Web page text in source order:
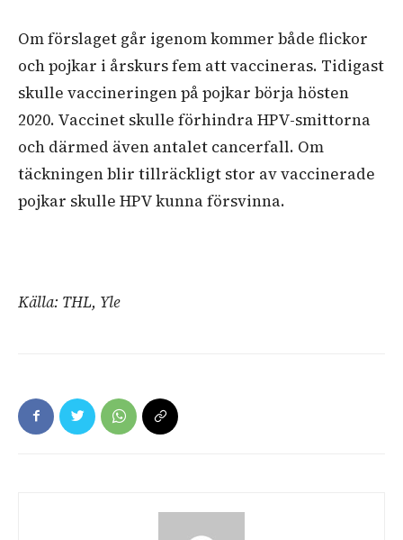
Om förslaget går igenom kommer både flickor
och pojkar i årskurs fem att vaccineras. Tidigast
skulle vaccineringen på pojkar börja hösten
2020. Vaccinet skulle förhindra HPV-smittorna
och därmed även antalet cancerfall. Om
täckningen blir tillräckligt stor av vaccinerade
pojkar skulle HPV kunna försvinna.
Källa: THL, Yle